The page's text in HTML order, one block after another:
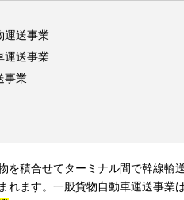
運送事業
運送事業
事業
を積合せてターミナル間で幹線輸
れます。一般貨物自動車運送事業